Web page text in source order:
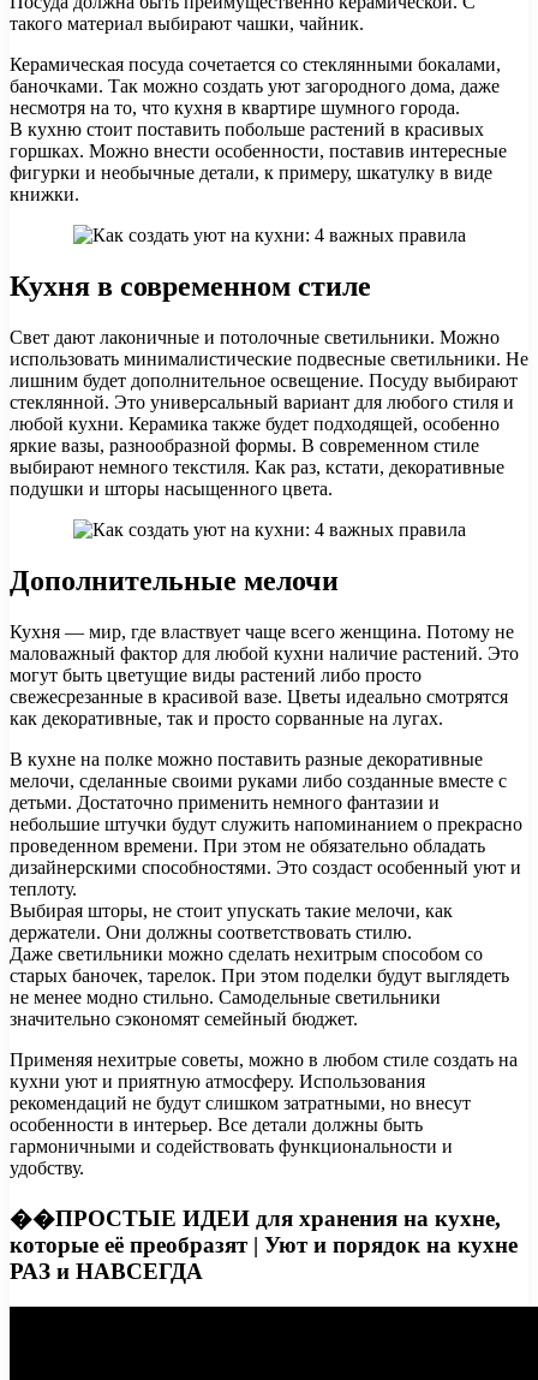
такого материал выбирают чашки, чайник.
Керамическая посуда сочетается со стеклянными бокалами,
баночками. Так можно создать уют загородного дома, даже
несмотря на то, что кухня в квартире шумного города.
В кухню стоит поставить побольше растений в красивых
горшках. Можно внести особенности, поставив интересные
фигурки и необычные детали, к примеру, шкатулку в виде
книжки.
Кухня в современном стиле
Свет дают лаконичные и потолочные светильники. Можно
использовать минималистические подвесные светильники. Не
лишним будет дополнительное освещение. Посуду выбирают
стеклянной. Это универсальный вариант для любого стиля и
любой кухни. Керамика также будет подходящей, особенно
яркие вазы, разнообразной формы. В современном стиле
выбирают немного текстиля. Как раз, кстати, декоративные
подушки и шторы насыщенного цвета.
Дополнительные мелочи
Кухня — мир, где властвует чаще всего женщина. Потому не
маловажный фактор для любой кухни наличие растений. Это
могут быть цветущие виды растений либо просто
свежесрезанные в красивой вазе. Цветы идеально смотрятся
как декоративные, так и просто сорванные на лугах.
В кухне на полке можно поставить разные декоративные
мелочи, сделанные своими руками либо созданные вместе с
детьми. Достаточно применить немного фантазии и
небольшие штучки будут служить напоминанием о прекрасно
проведенном времени. При этом не обязательно обладать
дизайнерскими способностями. Это создаст особенный уют и
теплоту.
Выбирая шторы, не стоит упускать такие мелочи, как
держатели. Они должны соответствовать стилю.
Даже светильники можно сделать нехитрым способом со
старых баночек, тарелок. При этом поделки будут выглядеть
не менее модно стильно. Самодельные светильники
значительно сэкономят семейный бюджет.
Применяя нехитрые советы, можно в любом стиле создать на
кухни уют и приятную атмосферу. Использования
рекомендаций не будут слишком затратными, но внесут
особенности в интерьер. Все детали должны быть
гармоничными и содействовать функциональности и
удобству.
��ПРОСТЫЕ ИДЕИ для хранения на кухне,
которые её преобразят | Уют и порядок на кухне
РАЗ и НАВСЕГДА